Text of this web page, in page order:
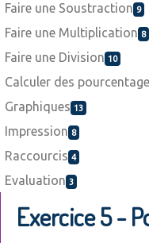
Faire une Soustraction 9
Faire une Multiplication 8
Faire une Division 10
Calculer des
Graphiques 13
Impression 8
Raccourcis 4
Evaluation 3
Exercice 5 -